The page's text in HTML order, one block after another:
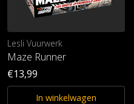
Lesli Vuurwerk
Maze Runner
€13,99
In winkelwagen